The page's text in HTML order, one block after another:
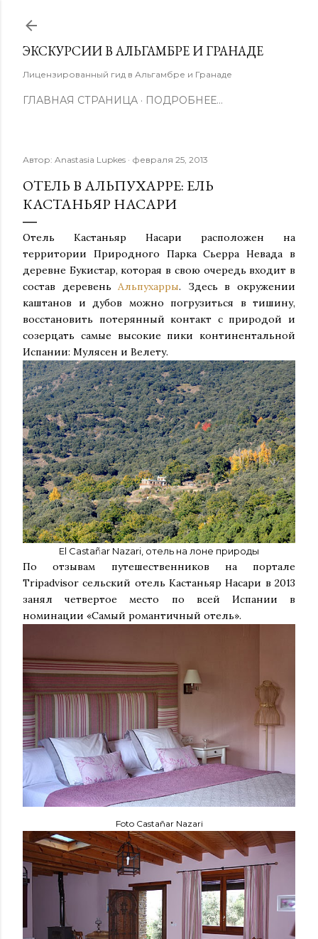
ЭКСКУРСИИ В АЛЬГАМБРЕ И ГРАНАДЕ
Лицензированный гид в Альгамбре и Гранаде
ГЛАВНАЯ СТРАНИЦА ПОДРОБНЕЕ…
Автор: Anastasia Lupkes февраля 25, 2013
ОТЕЛЬ В АЛЬПУХАРРЕ: ЕЛЬ
КАСТАНЬЯР НАСАРИ
Отель Кастаньяр Насари расположен на
территории Природного Парка Сьерра Невада в
деревне Букистар, которая в свою очередь входит в
состав деревеньАльпухарры. Здесь в окружении
каштанов и дубов можно погрузиться в тишину,
восстановить потерянный контакт с природой и
созерцать самые высокие пики континентальной
Испании: Мулясен и Велету.
El Castañar Nazari, отель на лоне природы
По отзывам путешественников на портале
Tripadvisor сельский отель Кастаньяр Насари в 2013
занял четвертое место по всей Испании в
номинации «Самый романтичный отель».
Foto Castañar Nazari